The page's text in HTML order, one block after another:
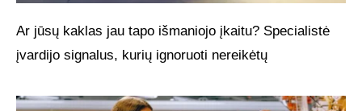
Ar jūsų kaklas jau tapo išmaniojo įkaitu? Specialistė
įvardijo signalus, kurių ignoruoti nereikėtų